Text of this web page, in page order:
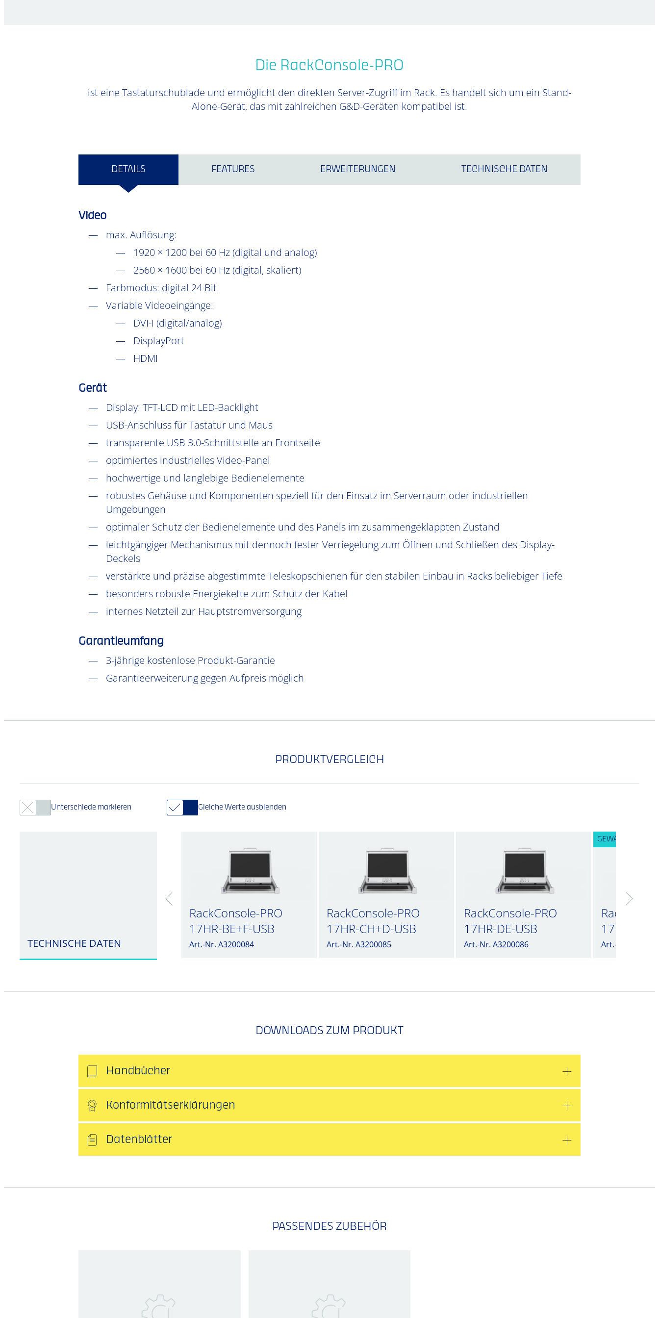
Die RackConsole-PRO
ist eine Tastaturschublade und ermöglicht den direkten Server-Zugriff im Rack. Es handelt sich um ein Stand-
Alone-Gerät, das mit zahlreichen G&D-Geräten kompatibel ist.
DETAILS FEATURES ERWEITERUNGEN TECHNISCHE DATEN
Video
max. Auflösung:
1920 × 1200 bei 60 Hz (digital und analog)
2560 × 1600 bei 60 Hz (digital, skaliert)
Farbmodus: digital 24 Bit
Variable Videoeingänge:
DVI-I (digital/analog)
DisplayPort
HDMI
Gerät
Display: TFT-LCD mit LED-Backlight
USB-Anschluss für Tastatur und Maus
transparente USB 3.0-Schnittstelle an Frontseite
optimiertes industrielles Video-Panel
hochwertige und langlebige Bedienelemente
robustes Gehäuse und Komponenten speziell für den Einsatz im Serverraum oder industriellen
Umgebungen
optimaler Schutz der Bedienelemente und des Panels im zusammengeklappten Zustand
leichtgängiger Mechanismus mit dennoch fester Verriegelung zum Öffnen und Schließen des Display-
Deckels
verstärkte und präzise abgestimmte Teleskopschienen für den stabilen Einbau in Racks beliebiger Tiefe
besonders robuste Energiekette zum Schutz der Kabel
internes Netzteil zur Hauptstromversorgung
Garantieumfang
3-jährige kostenlose Produkt-Garantie
Garantieerweiterung gegen Aufpreis möglich
PRODUKTVERGLEICH
Unterschiede markieren Gleiche Werte ausblenden
TECHNISCHE DATEN
RackConsole-PRO
17HR-BE+F-USB
Art.-Nr. A3200084
RackConsole-PRO
17HR-CH+D-USB
Art.-Nr. A3200085
RackConsole-PRO
17HR-DE-USB
Art.-Nr. A3200086
GEWÄHLTE
17HR-ES-
Art.-Nr.
DOWNLOADS ZUM PRODUKT
Handbücher
Konformitätserklärungen
Datenblätter
PASSENDES ZUBEHÖR